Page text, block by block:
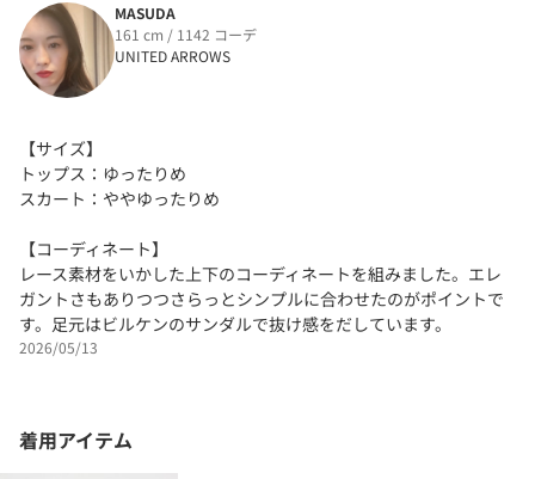
MASUDA
161 cm / 1142 コーデ
UNITED ARROWS
【サイズ】
トップス：ゆったりめ
スカート：ややゆったりめ
【コーディネート】
レース素材をいかした上下のコーディネートを組みました。エレ
ガントさもありつつさらっとシンプルに合わせたのがポイントで
す。足元はビルケンのサンダルで抜け感をだしています。
2026/05/13
着用アイテム